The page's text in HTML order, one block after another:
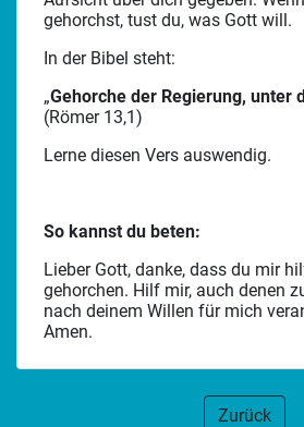
gehorchst, tust du, was Gott will.
In der Bibel steht:
„Gehorche der Regierung, unter
(Römer 13,1)
Lerne diesen Vers auswendig.
So kannst du beten:
Lieber Gott, danke, dass du mir
gehorchen. Hilf mir, auch denen
nach deinem Willen für mich
Amen.
Zurück